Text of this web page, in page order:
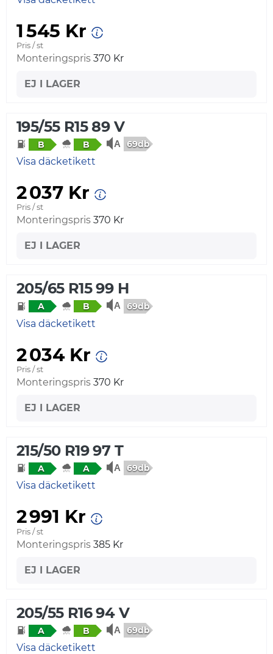
1 545 Kr
Pris / st
Monteringspris 370 Kr
EJ I LAGER
195/55 R15 89 V
B B 69db
Visa däcketikett
2 037 Kr
Pris / st
Monteringspris 370 Kr
EJ I LAGER
205/65 R15 99 H
A B 69db
Visa däcketikett
2 034 Kr
Pris / st
Monteringspris 370 Kr
EJ I LAGER
215/50 R19 97 T
A A 69db
Visa däcketikett
2 991 Kr
Pris / st
Monteringspris 385 Kr
EJ I LAGER
205/55 R16 94 V
A B 69db
Visa däcketikett